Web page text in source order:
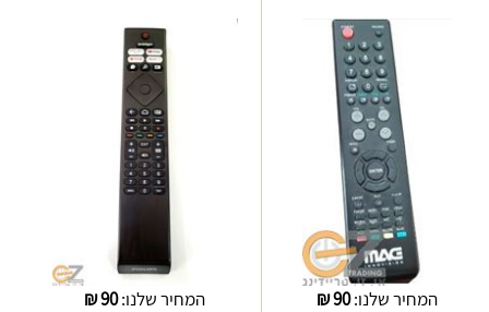
המחיר שלנו:90
₪ המחיר שלנו:90
₪